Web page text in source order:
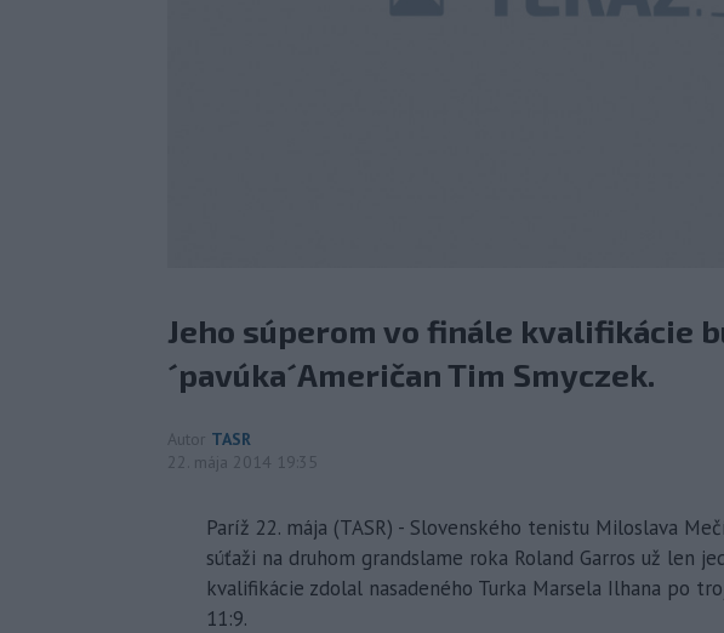
Jeho súperom vo finále kvalifikácie
´pavúka´Američan Tim Smyczek.
Autor TASR
22. mája 2014 19:35
Paríž 22. mája (TASR) - Slovenského tenistu Miloslava
súťaži na druhom grandslame roka Roland Garros už len
kvalifikácie zdolal nasadeného Turka Marsela Ilhana po
11:9.